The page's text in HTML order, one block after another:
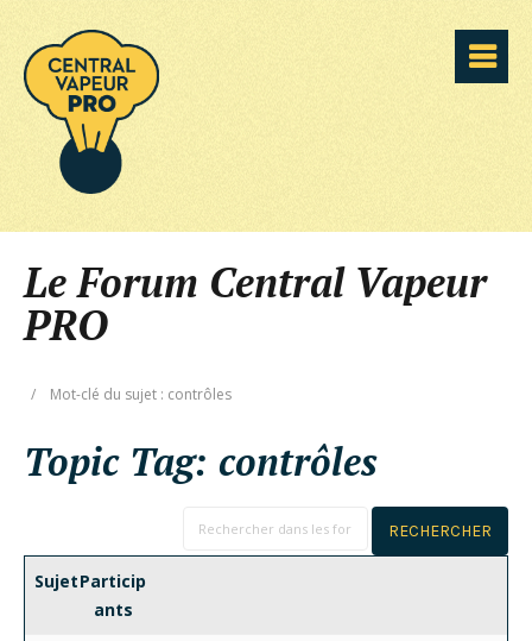
Le Forum Central Vapeur
PRO
/ Mot-clé du sujet : contrôles
Topic Tag: contrôles
SujetParticip
ants